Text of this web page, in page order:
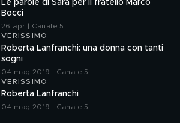
Le parole di Sara per il fratello Marco
Bocci
26 apr | Canale 5
VERISSIMO
Roberta Lanfranchi: una donna con tanti
sogni
04 mag 2019 | Canale 5
VERISSIMO
Roberta Lanfranchi
04 mag 2019 | Canale 5